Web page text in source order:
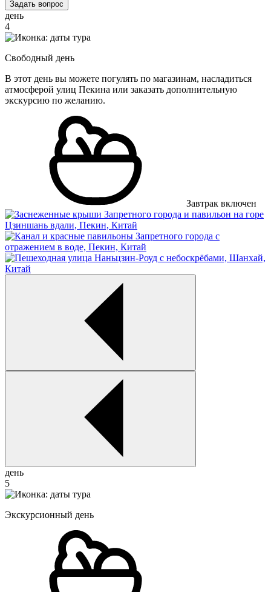
Задать вопрос
день
4
Свободный день
В этот день вы можете погулять по магазинам, насладиться
атмосферой улиц Пекина или заказать дополнительную
экскурсию по желанию.
Завтрак включен
день
5
Экскурсионный день